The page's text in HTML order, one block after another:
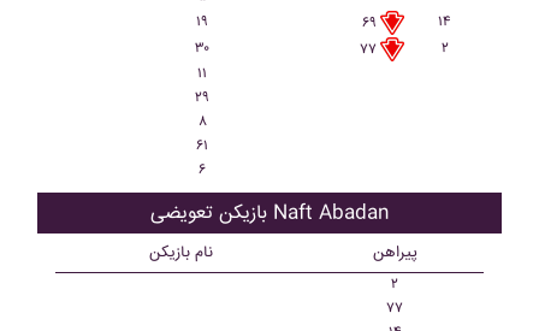
۱۹
۶۹
۱۴
۳۰
۷۷
۲
۱۱
۲۹
۸
۶۱
۶
بازیکن تعویضی Naft Abadan
نام بازیکن پیراهن
۲
۷۷